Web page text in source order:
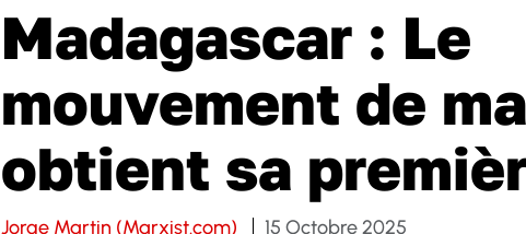
Madagascar : Le
mouvement de
obtient sa
Jorge Martin (Marxist.com) 15 Octobre 2025